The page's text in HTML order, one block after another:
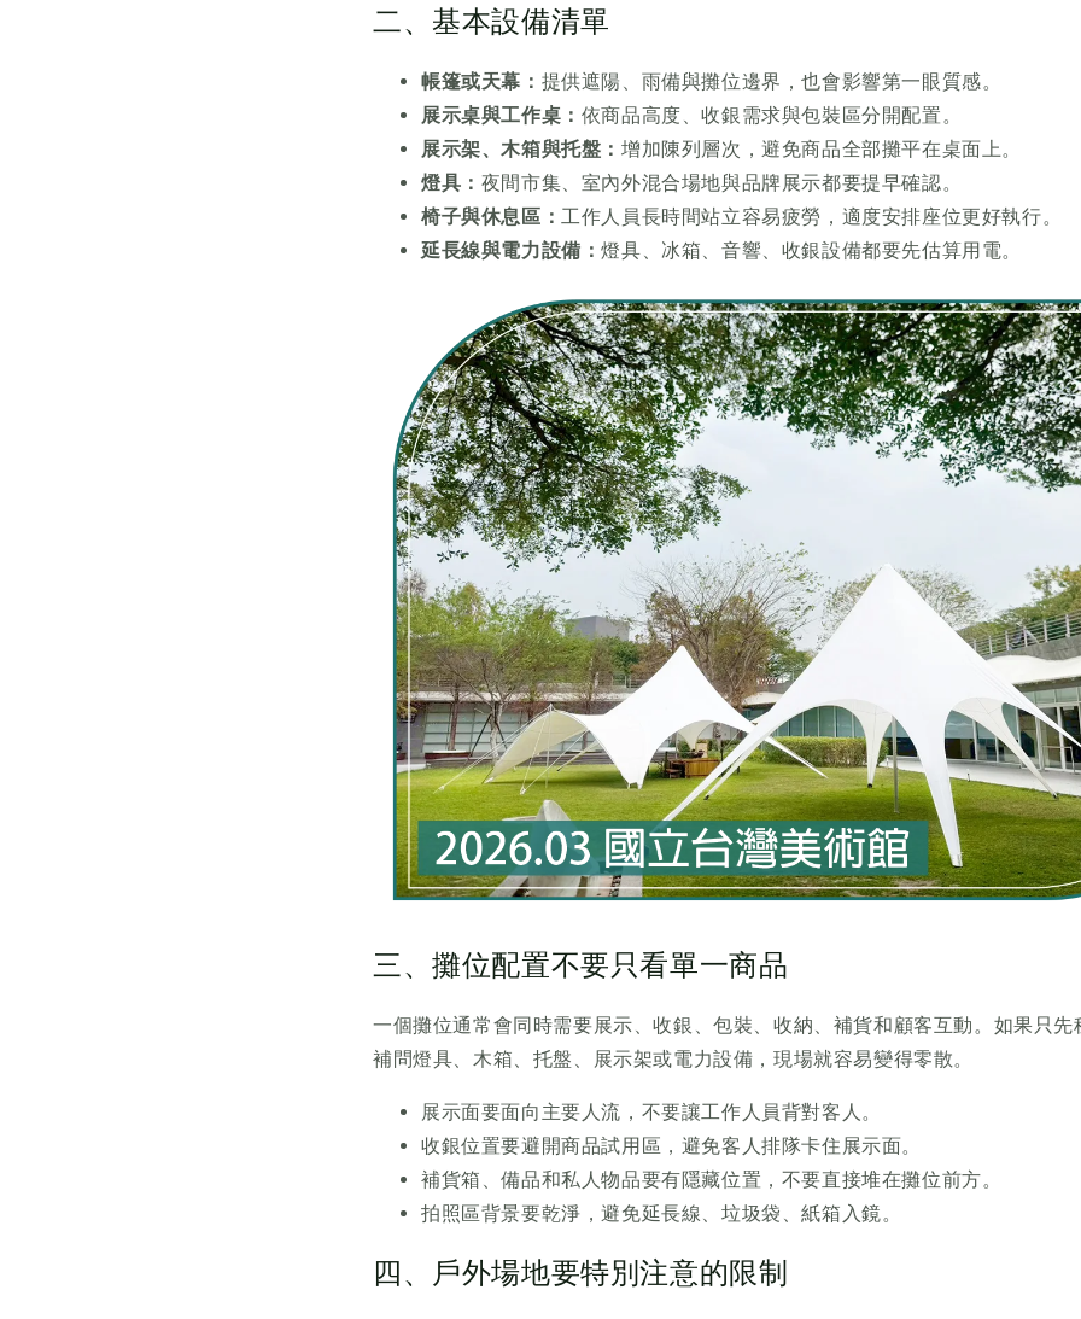
二、基本設備清單
帳篷或天幕： 提供遮陽、雨備與攤位邊界，也會影響第一眼質感。
展示桌與工作桌： 依商品高度、收銀需求與包裝區分開配置。
展示架、木箱與托盤： 增加陳列層次，避免商品全部攤平在桌面上。
燈具： 夜間市集、室內外混合場地與品牌展示都要提早確認。
椅子與休息區：工作人員長時間站立容易疲勞，適度安排座位更好執行。
延長線與電力設備：燈具、冰箱、音響、收銀設備都要先估算用電。
三、攤位配置不要只看單一商品
一個攤位通常會同時需要展示、收銀、包裝、收納、補貨和顧客互動。如果只
補問燈具、木箱、托盤、展示架或電力設備，現場就容易變得零散。
展示面要面向主要人流，不要讓工作人員背對客人。
收銀位置要避開商品試用區，避免客人排隊卡住展示面。
補貨箱、備品和私人物品要有隱藏位置，不要直接堆在攤位前方。
拍照區背景要乾淨，避免延長線、垃圾袋、紙箱入鏡。
四、戶外場地要特別注意的限制